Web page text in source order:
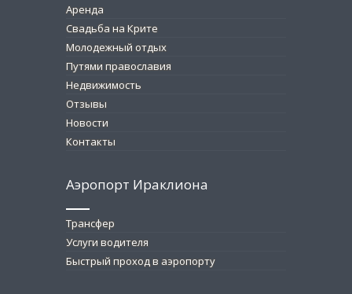
Аренда
Свадьба на Крите
Молодежный отдых
Путями православия
Недвижимость
Отзывы
Новости
Контакты
Аэропорт Ираклиона
Трансфер
Услуги водителя
Быстрый проход в аэропорту